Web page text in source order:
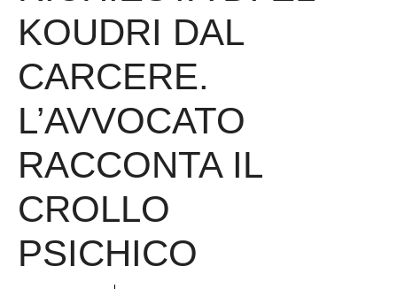
MODENA, LA
RICHIESTA DI EL
KOUDRI DAL